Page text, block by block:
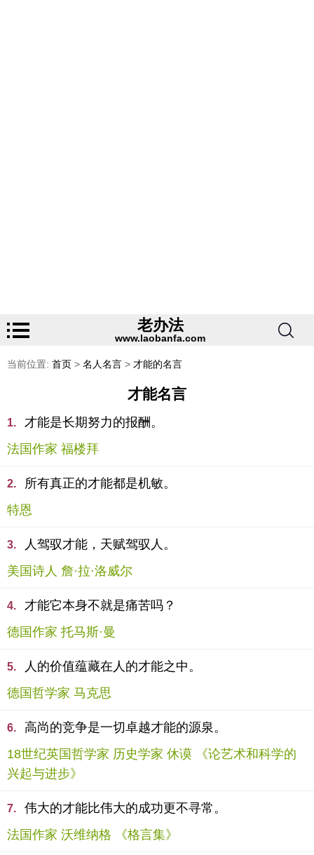
老办法
www.laobanfa.com
当前位置: 首页 > 名人名言 > 才能的名言
才能名言
1.
才能是长期努力的报酬。
法国作家 福楼拜
2.
所有真正的才能都是机敏。
特恩
3.
人驾驭才能，天赋驾驭人。
美国诗人 詹·拉·洛威尔
4.
才能它本身不就是痛苦吗？
德国作家 托马斯·曼
5.
人的价值蕴藏在人的才能之中。
德国哲学家 马克思
6.
高尚的竞争是一切卓越才能的源泉。
18世纪英国哲学家 历史学家 休谟 《论艺术和科学的
兴起与进步》
7.
伟大的才能比伟大的成功更不寻常。
法国作家 沃维纳格 《格言集》